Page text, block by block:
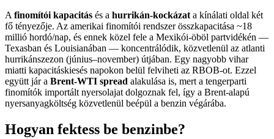
A finomítói kapacitás és a hurrikán-kockázat a kínálati oldal két
fő tényezője. Az amerikai finomítói rendszer összkapacitása ~18
millió hordó/nap, és ennek közel fele a Mexikói-öböl partvidékén —
Texasban és Louisianában — koncentrálódik, közvetlenül az atlanti
hurrikánszezon (június–november) útjában. Egy nagyobb vihar
miatti kapacitáskiesés napokon belül felviheti az RBOB-ot. Ezzel
együtt jár a Brent-WTI spread alakulása is, mert a tengerparti
finomítók importált nyersolajat dolgoznak fel, így a Brent-alapú
nyersanyagköltség közvetlenül beépül a benzin végárába.
Hogyan fektess be benzinbe?